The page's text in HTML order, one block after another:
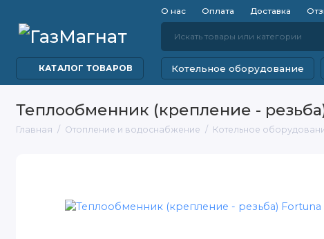
О нас Оплата Доставка
КАТАЛОГ ТОВАРОВ Котельное оборудование
Теплообменник (крепление -
Главная Отопление и водоснабжение Котельное